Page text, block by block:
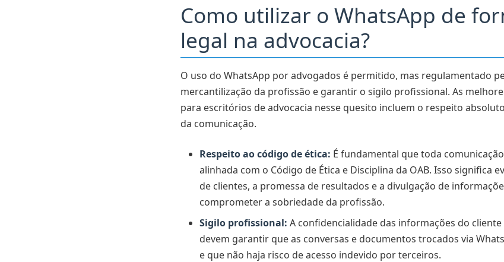
Como utilizar o WhatsApp de
legal na advocacia?
O uso do WhatsApp por advogados é permitido, mas regulamentado
mercantilização da profissão e garantir o sigilo profissional. As
para escritórios de advocacia nesse quesito incluem o respeito
da comunicação.
Respeito ao código de ética: É fundamental que toda
alinhada com o Código de Ética e Disciplina da OAB. Isso significa
de clientes, a promessa de resultados e a divulgação de
comprometer a sobriedade da profissão.
Sigilo profissional: A confidencialidade das informações do
devem garantir que as conversas e documentos trocados via
e que não haja risco de acesso indevido por terceiros.